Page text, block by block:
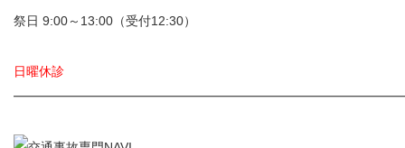
祭日 9:00～13:00（受付12:30）
日曜休診
━━━━━━━━━━━━━━━━━━━━━━━━━━━━━━━